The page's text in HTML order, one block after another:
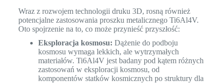
Wraz z rozwojem technologii druku 3D, rosną również
potencjalne zastosowania proszku metalicznego Ti6Al4V.
Oto spojrzenie na to, co może przynieść przyszłość:
Eksploracja kosmosu: Dążenie do podboju
kosmosu wymaga lekkich, ale wytrzymałych
materiałów. Ti6Al4V jest badany pod kątem różnych
zastosowań w eksploracji kosmosu, od
komponentów statków kosmicznych po struktury dla